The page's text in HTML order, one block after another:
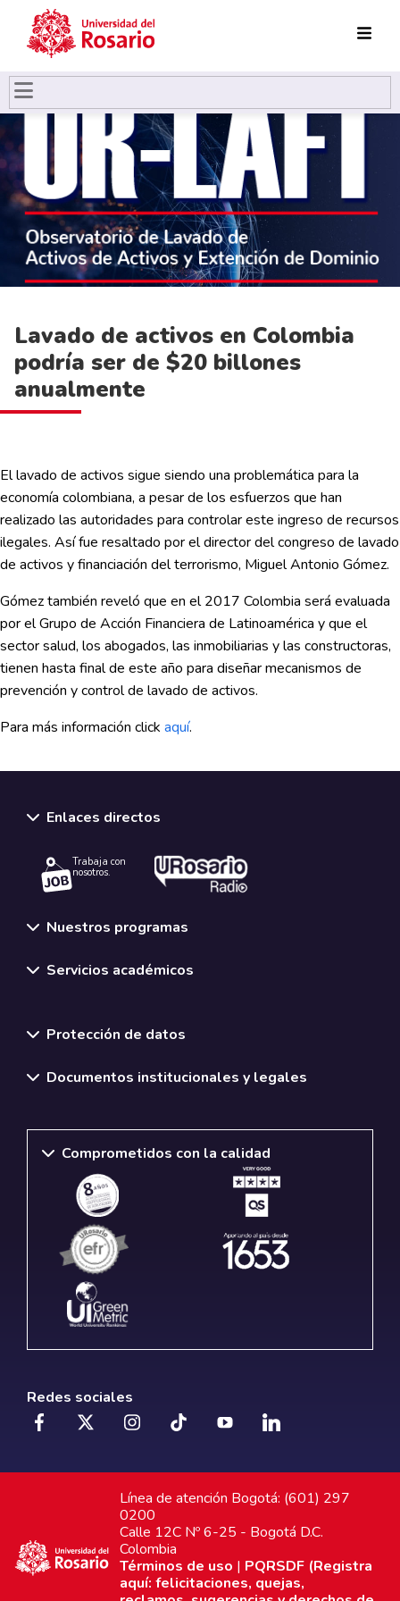
Pasar al contenido principal
Lavado de activos en Colombia
podría ser de $20 billones
anualmente
El lavado de activos sigue siendo una problemática para la
economía colombiana, a pesar de los esfuerzos que han
realizado las autoridades para controlar este ingreso de recursos
ilegales. Así fue resaltado por el director del congreso de lavado
de activos y financiación del terrorismo, Miguel Antonio Gómez.
Gómez también reveló que en el 2017 Colombia será evaluada
por el Grupo de Acción Financiera de Latinoamérica y que el
sector salud, los abogados, las inmobiliarias y las constructoras,
tienen hasta final de este año para diseñar mecanismos de
prevención y control de lavado de activos.
Para más información click aquí.
Enlaces directos
Trabaja con
nosotros.
Nuestros programas
Servicios académicos
Protección de datos
Documentos institucionales y legales
Comprometidos con la calidad
Redes sociales
Línea de atención Bogotá: (601) 297
0200
Calle 12C Nº 6-25 - Bogotá D.C.
Colombia
Términos de uso | PQRSDF (Registra
aquí: felicitaciones, quejas,